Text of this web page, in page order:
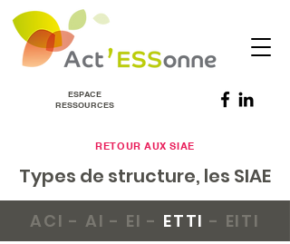
ESPACE
RESSOURCES
RETOUR AUX SIAE
Types de structure, les SIAE
ACI - AI - EI - ETTI - EITI